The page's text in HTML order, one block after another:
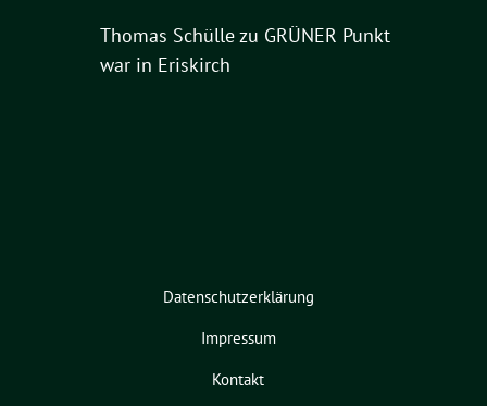
Thomas Schüllezu GRÜNER Punkt
war in Eriskirch
Datenschutzerklärung
Impressum
Kontakt